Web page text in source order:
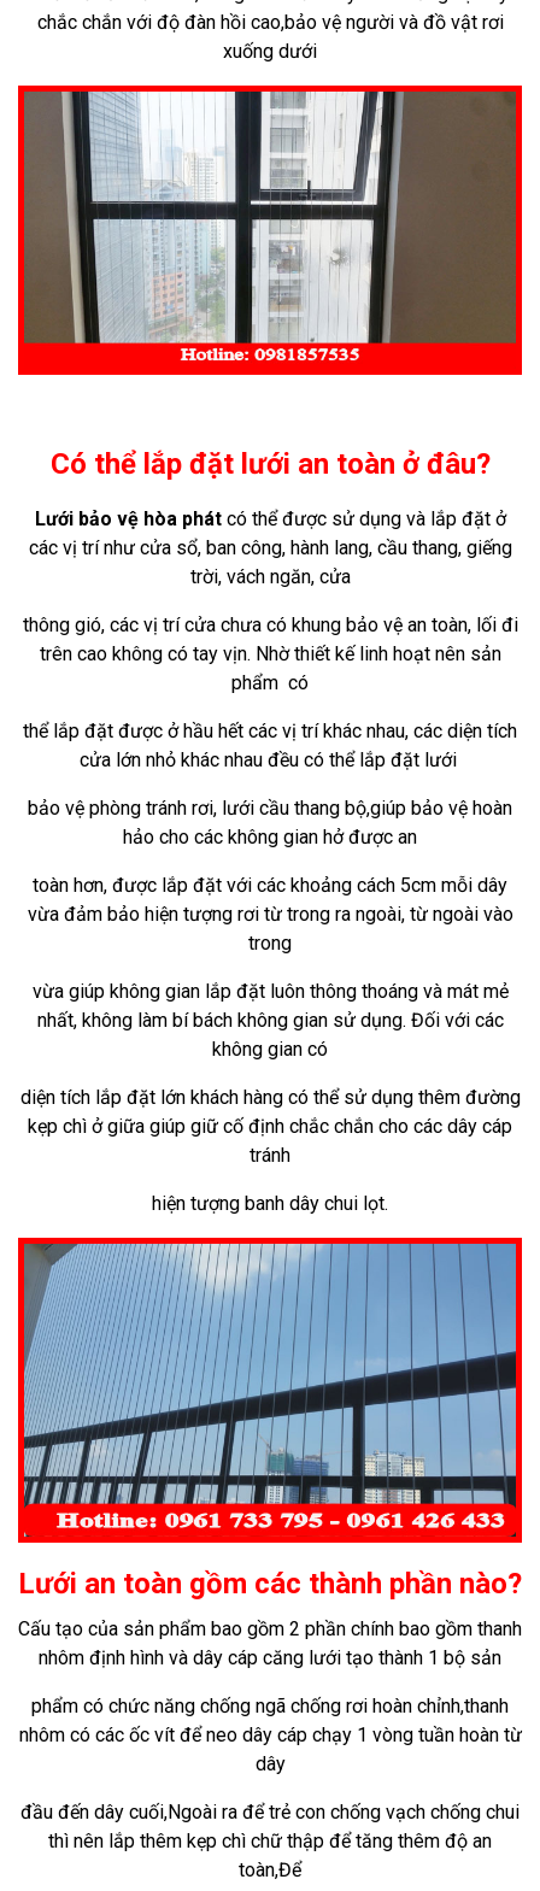
chắc chắn với độ đàn hồi cao,bảo vệ người và đồ vật rơi
xuống dưới
Có thể lắp đặt lưới an toàn ở đâu?
Lưới bảo vệhòa phát có thể được sử dụng và lắp đặt ở
các vị trí như cửa sổ, ban công, hành lang, cầu thang, giếng
trời, vách ngăn, cửa
thông gió, các vị trí cửa chưa có khung bảo vệ an toàn, lối đi
trên cao không có tay vịn. Nhờ thiết kế linh hoạt nên sản
phẩm có
thể lắp đặt được ở hầu hết các vị trí khác nhau, các diện tích
cửa lớn nhỏ khác nhau đều có thể lắp đặt lưới
bảo vệ phòng tránh rơi, lưới cầu thang bộ,giúp bảo vệ hoàn
hảo cho các không gian hở được an
toàn hơn, được lắp đặt với các khoảng cách 5cm mỗi dây
vừa đảm bảo hiện tượng rơi từ trong ra ngoài, từ ngoài vào
trong
vừa giúp không gian lắp đặt luôn thông thoáng và mát mẻ
nhất, không làm bí bách không gian sử dụng. Đối với các
không gian có
diện tích lắp đặt lớn khách hàng có thể sử dụng thêm đường
kẹp chì ở giữa giúp giữ cố định chắc chắn cho các dây cáp
tránh
hiện tượng banh dây chui lọt.
Lưới an toàn gồm các thành phần nào?
Cấu tạo của sản phẩm bao gồm 2 phần chính bao gồm thanh
nhôm định hình và dây cáp căng lưới tạo thành 1 bộ sản
phẩm có chức năng chống ngã chống rơi hoàn chỉnh,thanh
nhôm có các ốc vít để neo dây cáp chạy 1 vòng tuần hoàn từ
dây
đầu đến dây cuối,Ngoài ra để trẻ con chống vạch chống chui
thì nên lắp thêm kẹp chì chữ thập để tăng thêm độ an
toàn,Để